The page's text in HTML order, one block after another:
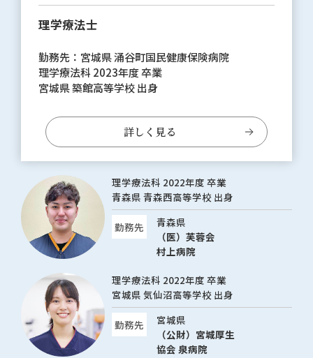
理学療法士
勤務先：宮城県 涌谷町国民健康保険病院
理学療法科 2023年度 卒業
宮城県 築館高等学校 出身
詳しく見る
理学療法科 2022年度 卒業
青森県 青森西高等学校 出身
勤務先
青森県
（医）芙蓉会
村上病院
理学療法科 2022年度 卒業
宮城県 気仙沼高等学校 出身
勤務先
宮城県
（公財）宮城厚生
協会 泉病院